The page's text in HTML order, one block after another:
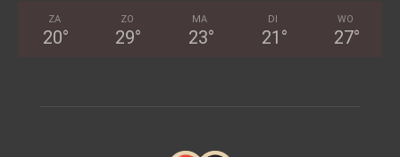
ZA
20°
ZO
29°
MA
23°
DI
21 °
WO
27°